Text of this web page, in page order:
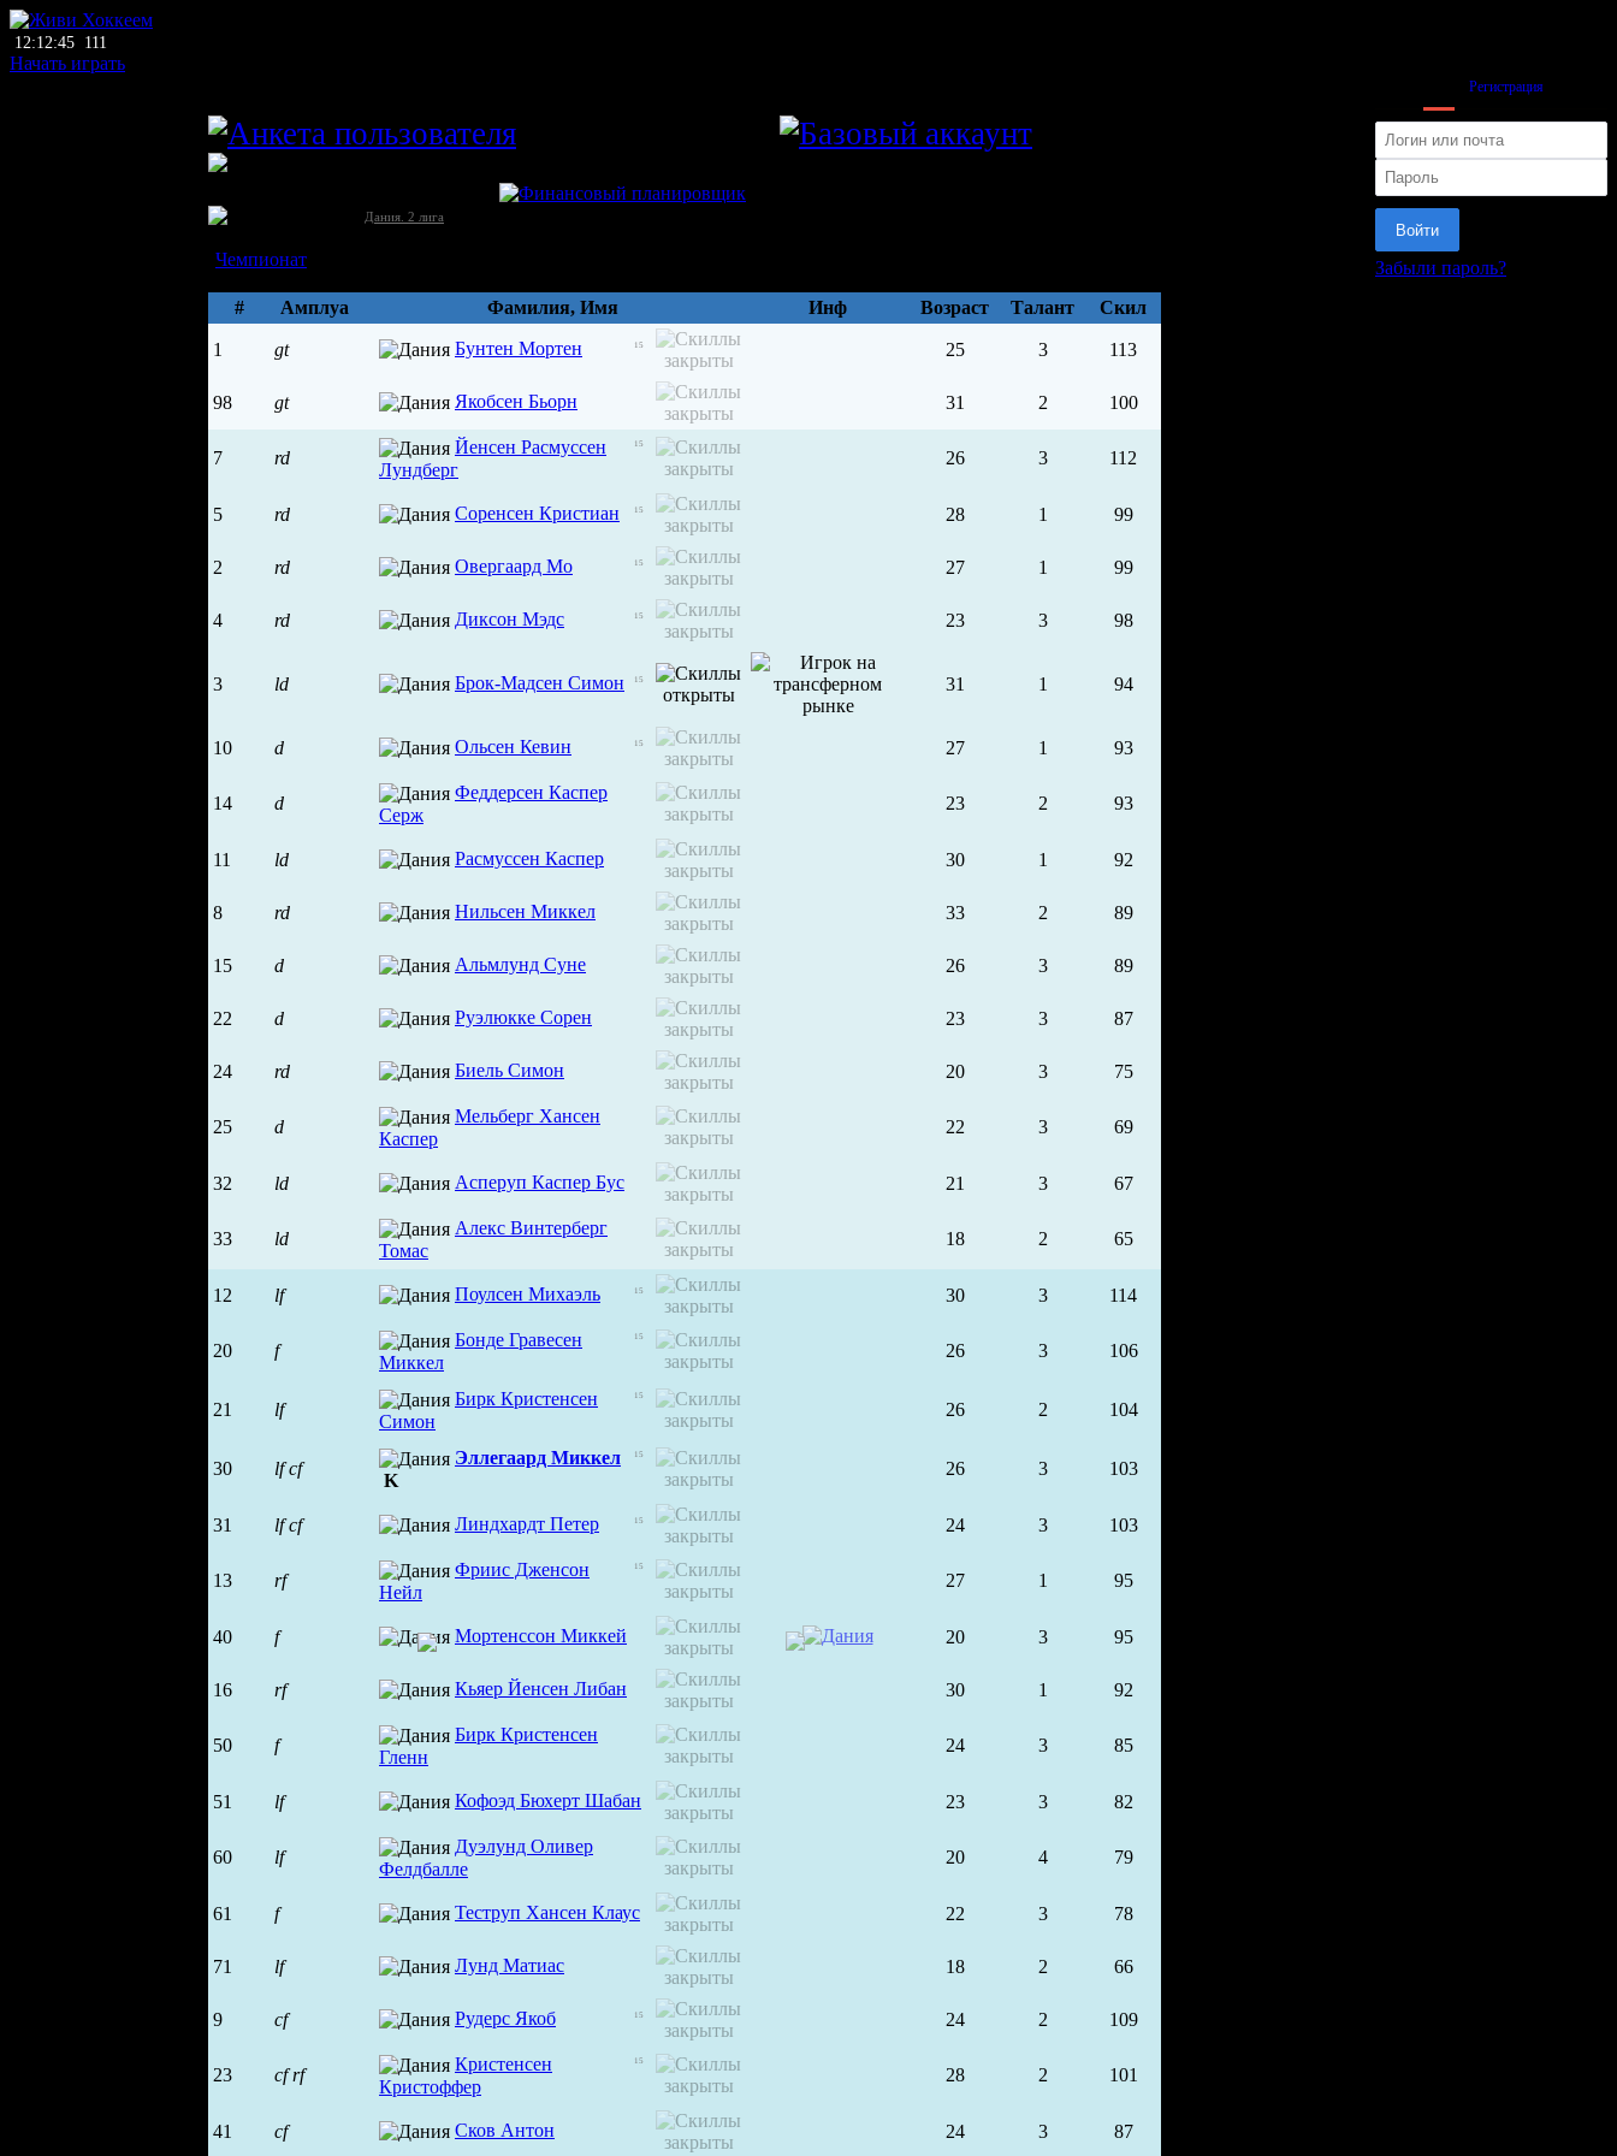
12:12:45 111
Начать играть
Регистрация
Войти
Забыли пароль?
Дания. 2 лига
Чемпионат
#
Амплуа Фамилия, Имя Инф Возраст Талант Cкил
1 gt 15
Бунтен Мортен 25 3 113
98 gt Якобсен Бьорн 31 2 100
7 rd
15
Йенсен Расмуссен
Лундберг
26 3 112
5 rd 15
Соренсен Кристиан 28 1 99
2 rd 15
Овергаард Мо 27 1 99
4 rd 15
Диксон Мэдс 23 3 98
3 ld 15
Брок-Мадсен Симон 31 1 94
10 d 15
Ольсен Кевин 27 1 93
14 d
Феддерсен Каспер
Серж
23 2 93
11 ld Расмуссен Каспер 30 1 92
8 rd Нильсен Миккел 33 2 89
15 d Альмлунд Суне 26 3 89
22 d Руэлюкке Сорен 23 3 87
24 rd Биель Симон 20 3 75
25 d
Мельберг Хансен
Каспер
22 3 69
32 ld Асперуп Каспер Бус 21 3 67
33 ld
Алекс Винтерберг
Томас
18 2 65
12 lf 15
Поулсен Михаэль 30 3 114
20 f
15
Бонде Гравесен
Миккел
26 3 106
21 lf
15
Бирк Кристенсен
Симон
26 2 104
30 lf cf
15
Эллегаард Миккел
K
26 3 103
31 lf cf 15
Линдхардт Петер 24 3 103
13 rf
15
Фриис Дженсон
Нейл
27 1 95
40 f Мортенссон Миккей 20 3 95
16 rf Кьяер Йенсен Либан 30 1 92
50 f
Бирк Кристенсен
Гленн
24 3 85
51 lf Кофоэд Бюхерт Шабан 23 3 82
60 lf
Дуэлунд Оливер
Фелдбалле
20 4 79
61 f Теструп Хансен Клаус 22 3 78
71 lf Лунд Матиас 18 2 66
9 cf 15
Рудерс Якоб 24 2 109
23 cf rf
15
Кристенсен
Кристоффер
28 2 101
41 cf Сков Антон 24 3 87